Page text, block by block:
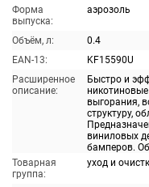
Форма
выпуска:
аэрозоль
Объём, л:
0.4
EAN-13:
KF15590U
Расширенное
описание:
Быстро и
выгорания,
структуру,
виниловых
бамперов.
Товарная
группа:
уход и